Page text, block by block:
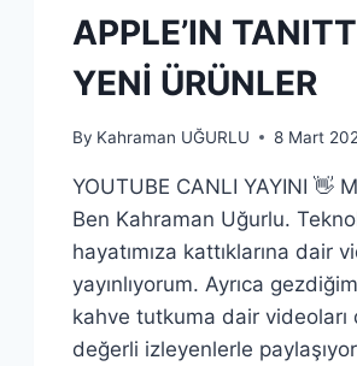
APPLE’IN
YENİ ÜRÜNLER
By Kahraman UĞURLU 8 Mart
YOUTUBE CANLI YAYINI 👋
Ben Kahraman Uğurlu.
hayatımıza kattıklarına dair
yayınlıyorum. Ayrıca
kahve tutkuma dair videoları
değerli izleyenlerle